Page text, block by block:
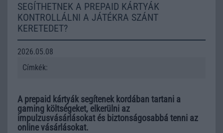
SEGÍTHETNEK A PREPAID KÁRTYÁK
KONTROLLÁLNI A JÁTÉKRA SZÁNT
KERETEDET?
2026.05.08
Címkék:
A prepaid kártyák segítenek kordában tartani a
gaming költségeket, elkerülni az
impulzusvásárlásokat és biztonságosabbá tenni az
online vásárlásokat.